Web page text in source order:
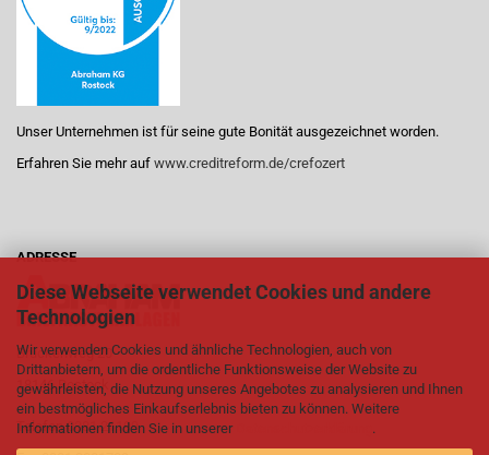
Diese Webseite verwendet Cookies und andere
Technologien
Wir verwenden Cookies und ähnliche Technologien, auch von
Drittanbietern, um die ordentliche Funktionsweise der Website zu
gewährleisten, die Nutzung unseres Angebotes zu analysieren und Ihnen
ein bestmögliches Einkaufserlebnis bieten zu können. Weitere
Informationen finden Sie in unserer
.
Unser Unternehmen ist für seine gute Bonität ausgezeichnet worden.
Erfahren Sie mehr auf www.creditreform.de/crefozert
ADRESSE
Brückenweg 20
18146 Rostock
Telefon0381 21199